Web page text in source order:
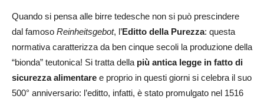
Quando si pensa alle birre tedesche non si può prescindere
dal famoso Reinheitsgebot, l’Editto della Purezza: questa
normativa caratterizza da ben cinque secoli la produzione della
“bionda” teutonica! Si tratta della più antica legge in fatto di
sicurezza alimentare e proprio in questi giorni si celebra il suo
500° anniversario: l’editto, infatti, è stato promulgato nel 1516